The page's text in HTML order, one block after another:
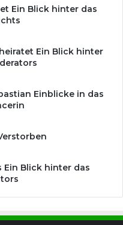
Ein Blick hinter das
Ein Blick hinter
Einblicke in das
Ein Blick hinter das